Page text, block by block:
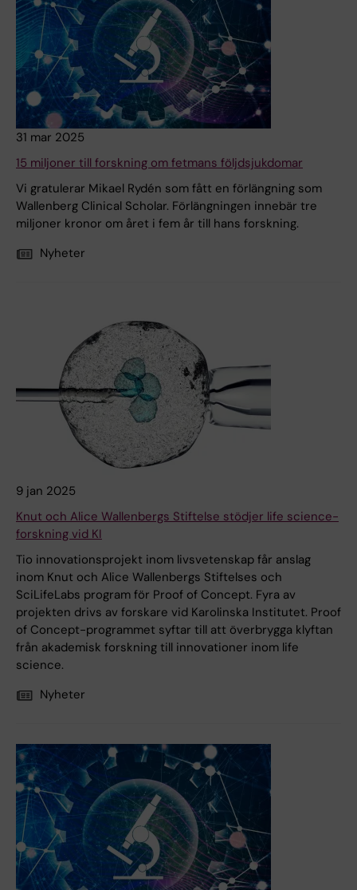
31 mar 2025
15 miljoner till forskning om fetmans följdsjukdomar
Vi gratulerar Mikael Rydén som fått en förlängning som
Wallenberg Clinical Scholar. Förlängningen innebär tre
miljoner kronor om året i fem år till hans forskning.
Nyheter
9 jan 2025
Knut och Alice Wallenbergs Stiftelse stödjer life science-
forskning vid KI
Tio innovationsprojekt inom livsvetenskap får anslag
inom Knut och Alice Wallenbergs Stiftelses och
SciLifeLabs program för Proof of Concept. Fyra av
projekten drivs av forskare vid Karolinska Institutet. Proof
of Concept-programmet syftar till att överbrygga klyftan
från akademisk forskning till innovationer inom life
science.
Nyheter